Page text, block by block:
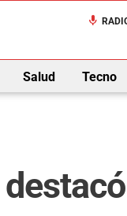
mic
Salud Tecno